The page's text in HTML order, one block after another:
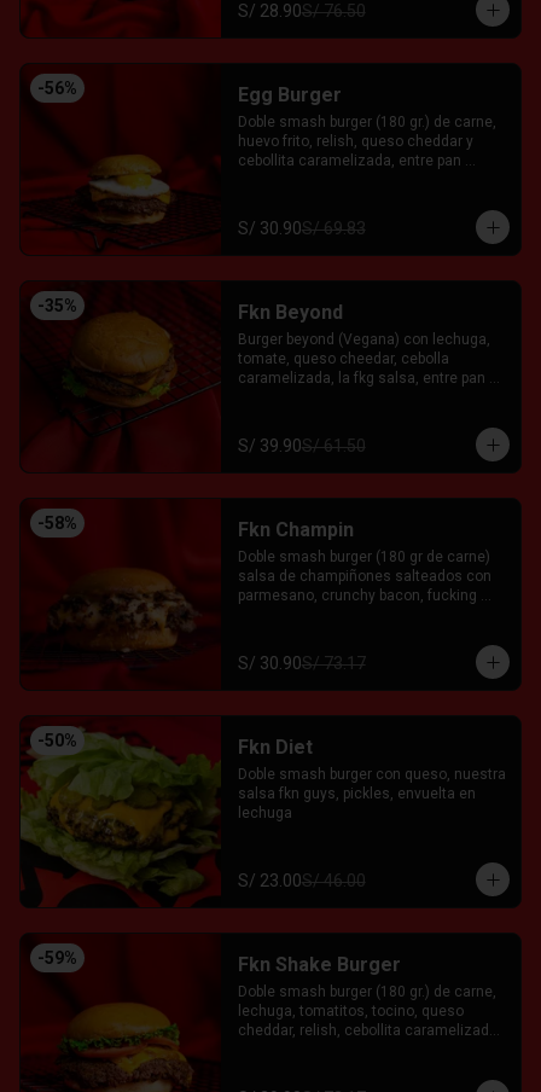
S/ 28.90S/ 76.50
-56% Egg Burger
Doble smash burger (180 gr.) de carne,
huevo frito, relish, queso cheddar y
cebollita caramelizada, entre pan
S/ 30.90S/ 69.83
-35% Fkn Beyond
Burger beyond (Vegana) con lechuga,
tomate, queso cheedar, cebolla
caramelizada, la fkg salsa, entre pan
S/ 39.90S/ 61.50
-58% Fkn Champin
Doble smash burger (180 gr de carne)
salsa de champiñones salteados con
parmesano, crunchy bacon, fucking
Ketchup y Mayo Garlic.
S/ 30.90S/ 73.17
-50% Fkn Diet
Doble smash burger con queso, nuestra
salsa fkn guys, pickles, envuelta en
lechuga
S/ 23.00S/ 46.00
-59% Fkn Shake Burger
Doble smash burger (180 gr.) de carne,
lechuga, tomatitos, tocino, queso
cheddar, relish, cebollita caramelizada
Mayo Garlic.